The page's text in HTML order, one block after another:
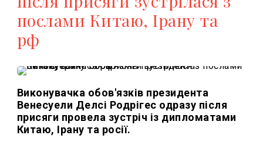
послами Китаю, Ірану та
рф
Виконувачка обов'язків президента
Венесуели Делсі Родрігес одразу після
присяги провела зустріч із дипломатами
Китаю, Ірану та росії.